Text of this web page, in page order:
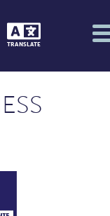
TRANSLATE